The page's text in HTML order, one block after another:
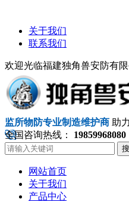
关于我们
联系我们
欢迎光临福建独角兽安防有限
监所物防专业制造维护商 助
全国咨询热线：
19859968080
网站首页
关于我们
产品中心